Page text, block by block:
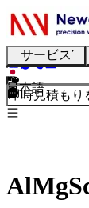
サービス
日本語
即時見積もり